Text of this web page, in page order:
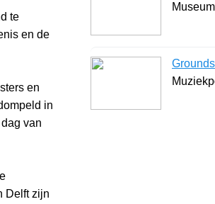
te
en de
en
in
van
Delft zijn
Grounds